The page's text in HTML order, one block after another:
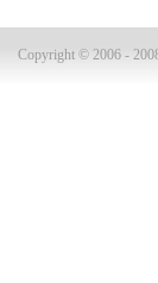
Copyright © 2006 - 2008